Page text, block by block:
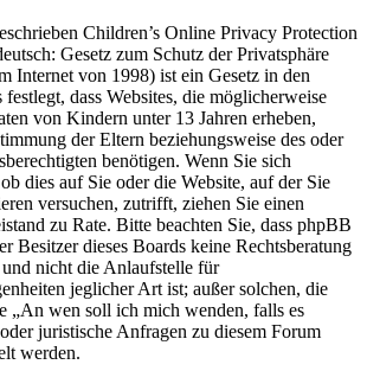
Children’s Online Privacy Protection
Gesetz zum Schutz der Privatsphäre
Internet von 1998) ist ein Gesetz in den
dass Websites, die möglicherweise
von Kindern unter 13 Jahren erheben,
der Eltern beziehungsweise des oder
benötigen. Wenn Sie sich
dies auf Sie oder die Website, auf der Sie
versuchen, zutrifft, ziehen Sie einen
zu Rate. Bitte beachten Sie, dass phpBB
Besitzer dieses Boards keine Rechtsberatung
nicht die Anlaufstelle für
jeglicher Art ist; außer solchen, die
„An wen soll ich mich wenden, falls es
juristische Anfragen zu diesem Forum
werden.